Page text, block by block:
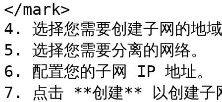
</mark>
4. 选择您需要创建子网的地
5. 选择您需要分离的网络。
6. 配置您的子网 IP 地址。
7. 点击 **创建** 以创建子